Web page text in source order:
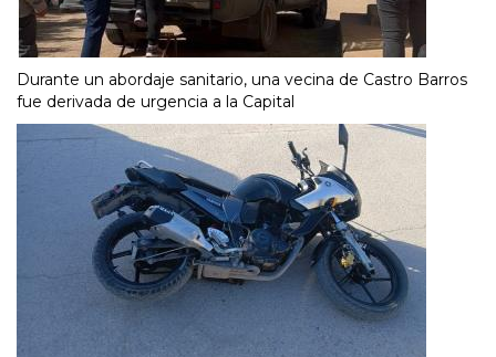
Durante un abordaje sanitario, una vecina de Castro Barros
fue derivada de urgencia a la Capital